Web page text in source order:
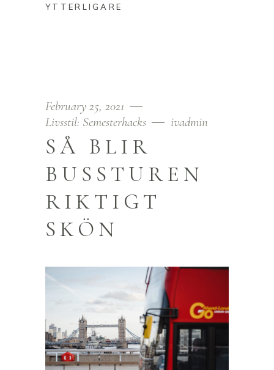
February 25, 2021
Livsstil: Semesterhacks
ivadmin
SÅ BLIR
BUSSTUREN
RIKTIGT
SKÖN